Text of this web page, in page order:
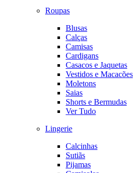
Roupas
Blusas
Calças
Camisas
Cardigans
Casacos e Jaquetas
Vestidos e Macacões
Moletons
Saias
Shorts e Bermudas
Ver Tudo
Lingerie
Calcinhas
Sutiãs
Pijamas